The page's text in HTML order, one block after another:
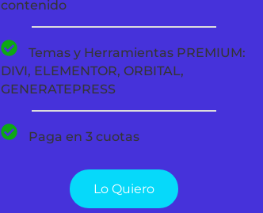
contenido
Temas y Herramientas PREMIUM:
DIVI, ELEMENTOR, ORBITAL,
GENERATEPRESS
Paga en 3 cuotas
Lo Quiero